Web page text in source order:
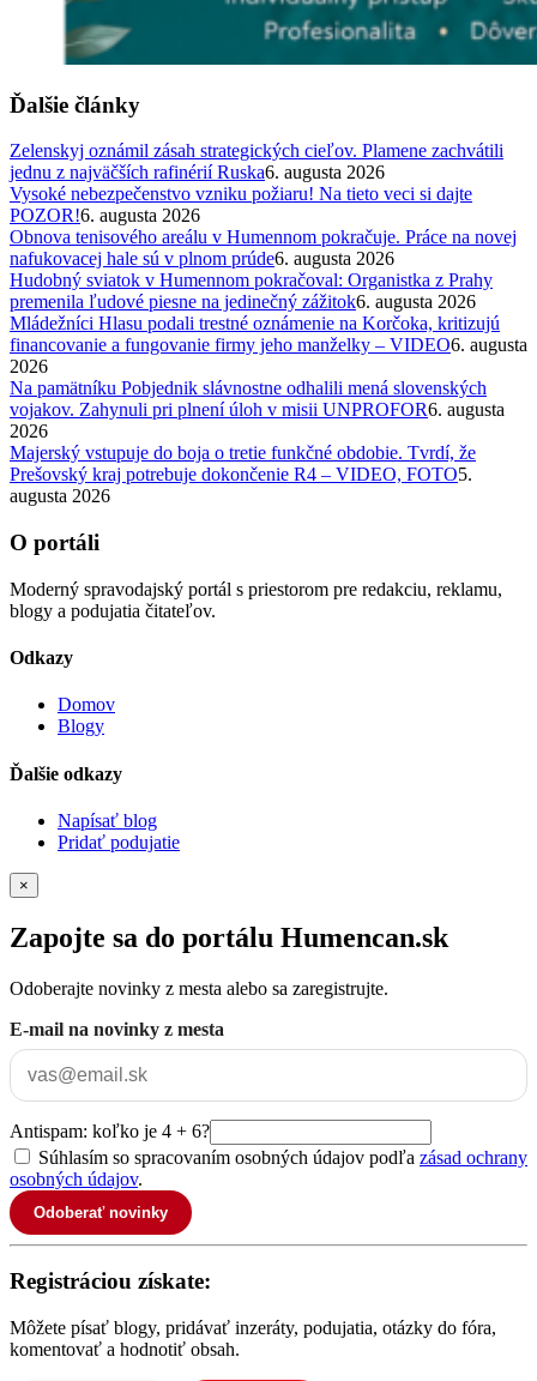
Ďalšie články
Zelenskyj oznámil zásah strategických cieľov. Plamene zachvátili
jednu z najväčších rafinérií Ruska6. augusta 2026
Vysoké nebezpečenstvo vzniku požiaru! Na tieto veci si dajte
POZOR!6. augusta 2026
Obnova tenisového areálu v Humennom pokračuje. Práce na novej
nafukovacej hale sú v plnom prúde6. augusta 2026
Hudobný sviatok v Humennom pokračoval: Organistka z Prahy
premenila ľudové piesne na jedinečný zážitok6. augusta 2026
Mládežníci Hlasu podali trestné oznámenie na Korčoka, kritizujú
financovanie a fungovanie firmy jeho manželky – VIDEO6. augusta
2026
Na pamätníku Pobjednik slávnostne odhalili mená slovenských
vojakov. Zahynuli pri plnení úloh v misii UNPROFOR6. augusta
2026
Majerský vstupuje do boja o tretie funkčné obdobie. Tvrdí, že
Prešovský kraj potrebuje dokončenie R4 – VIDEO, FOTO5.
augusta 2026
O portáli
Moderný spravodajský portál s priestorom pre redakciu, reklamu,
blogy a podujatia čitateľov.
Odkazy
Domov
Blogy
Ďalšie odkazy
Napísať blog
Pridať podujatie
×
Zapojte sa do portálu Humencan.sk
Odoberajte novinky z mesta alebo sa zaregistrujte.
E-mail na novinky z mesta
Antispam: koľko je 4 + 6?
Súhlasím so spracovaním osobných údajov podľa zásad ochrany
osobných údajov.
Odoberať novinky
Registráciou získate:
Môžete písať blogy, pridávať inzeráty, podujatia, otázky do fóra,
komentovať a hodnotiť obsah.